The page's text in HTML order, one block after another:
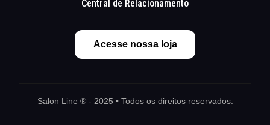
Central de Relacionamento
Acesse nossa loja
Salon Line ® - 2025 • Todos os direitos reservados.